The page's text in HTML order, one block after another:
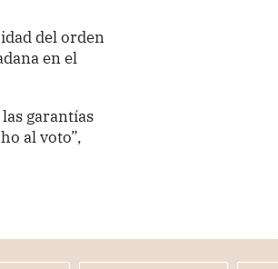
del orden
en el
garantías
al voto”,